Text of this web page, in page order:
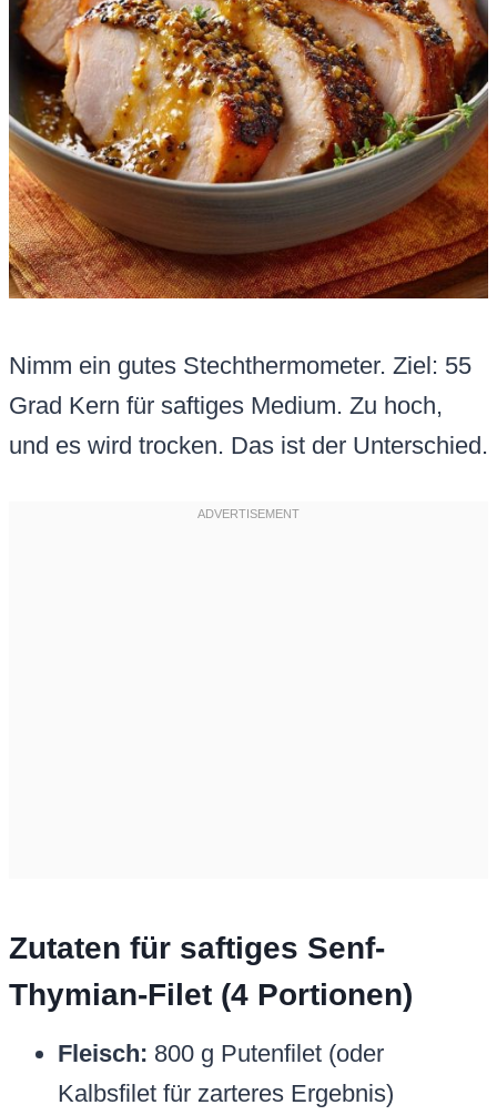
Nimm ein gutes Stechthermometer. Ziel: 55
Grad Kern für saftiges Medium. Zu hoch,
und es wird trocken. Das ist der Unterschied.
Zutaten für saftiges Senf-
Thymian-Filet (4 Portionen)
Fleisch: 800 g Putenfilet (oder
Kalbsfilet für zarteres Ergebnis)